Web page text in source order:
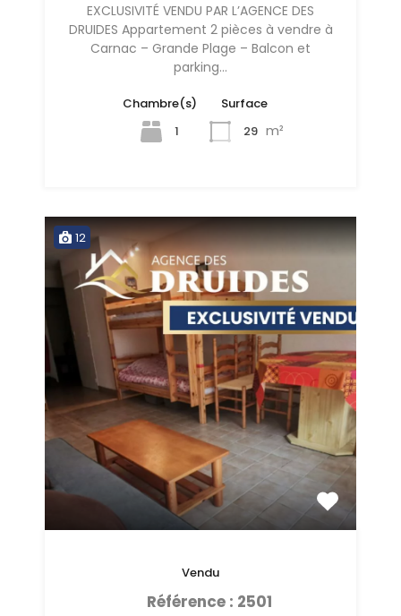
EXCLUSIVITÉ VENDU PAR L’AGENCE DES
DRUIDES Appartement 2 pièces à vendre à
Carnac – Grande Plage – Balcon et
parking…
Chambre(s)
1
Surface
29 m²
12
Vendu
Référence : 2501